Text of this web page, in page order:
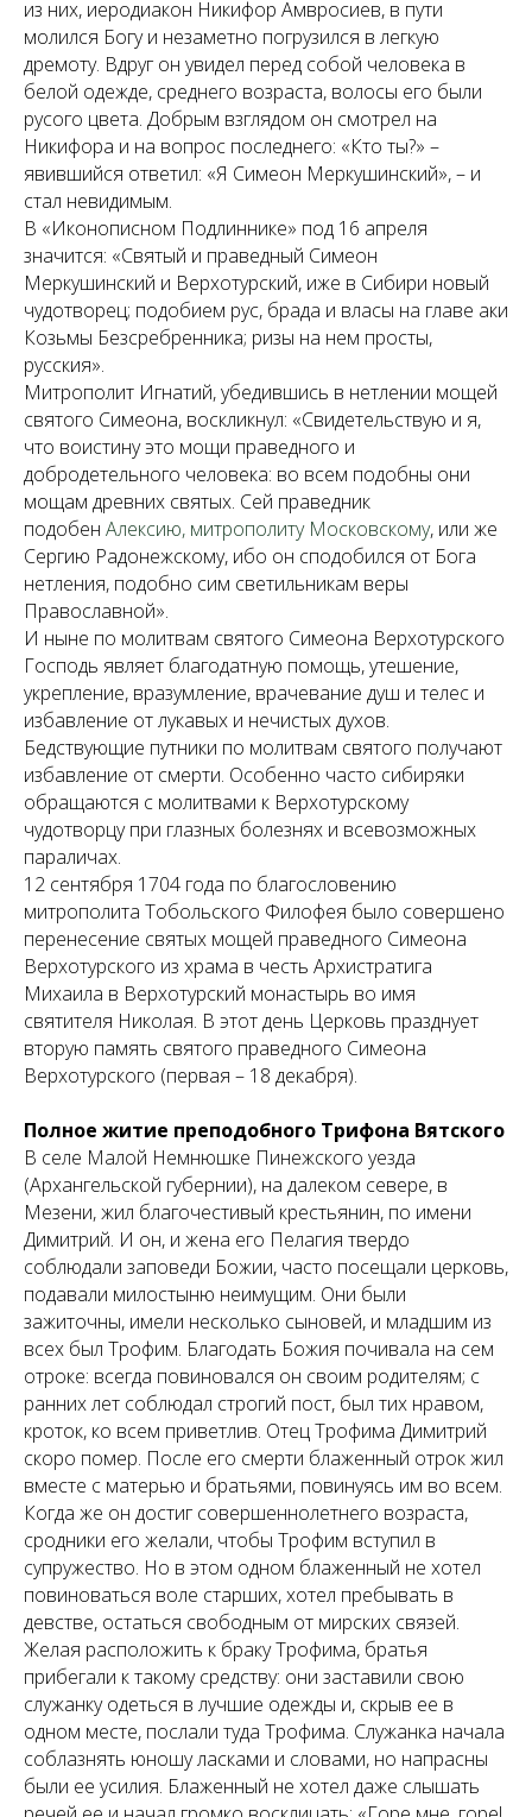
из них, иеродиакон Никифор Амвросиев, в пути
молился Богу и незаметно погрузился в легкую
дремоту. Вдруг он увидел перед собой человека в
белой одежде, среднего возраста, волосы его были
русого цвета. Добрым взглядом он смотрел на
Никифора и на вопрос последнего: «Кто ты?» –
явившийся ответил: «Я Симеон Меркушинский», – и
стал невидимым.
В «Иконописном Подлиннике» под 16 апреля
значится: «Святый и праведный Симеон
Меркушинский и Верхотурский, иже в Сибири новый
чудотворец; подобием рус, брада и власы на главе аки
Козьмы Безсребренника; ризы на нем просты,
русския».
Митрополит Игнатий, убедившись в нетлении мощей
святого Симеона, воскликнул: «Свидетельствую и я,
что воистину это мощи праведного и
добродетельного человека: во всем подобны они
мощам древних святых. Сей праведник
подобен Алексию, митрополиту Московскому, или же
Сергию Радонежскому, ибо он сподобился от Бога
нетления, подобно сим светильникам веры
Православной».
И ныне по молитвам святого Симеона Верхотурского
Господь являет благодатную помощь, утешение,
укрепление, вразумление, врачевание душ и телес и
избавление от лукавых и нечистых духов.
Бедствующие путники по молитвам святого получают
избавление от смерти. Особенно часто сибиряки
обращаются с молитвами к Верхотурскому
чудотворцу при глазных болезнях и всевозможных
параличах.
12 сентября 1704 года по благословению
митрополита Тобольского Филофея было совершено
перенесение святых мощей праведного Симеона
Верхотурского из храма в честь Архистратига
Михаила в Верхотурский монастырь во имя
святителя Николая. В этот день Церковь празднует
вторую память святого праведного Симеона
Верхотурского (первая – 18 декабря).
Полное житие преподобного Трифона Вятского
В селе Малой Немнюшке Пинежского уезда
(Архангельской губернии), на далеком севере, в
Мезени, жил благочестивый крестьянин, по имени
Димитрий. И он, и жена его Пелагия твердо
соблюдали заповеди Божии, часто посещали церковь,
подавали милостыню неимущим. Они были
зажиточны, имели несколько сыновей, и младшим из
всех был Трофим. Благодать Божия почивала на сем
отроке: всегда повиновался он своим родителям; с
ранних лет соблюдал строгий пост, был тих нравом,
кроток, ко всем приветлив. Отец Трофима Димитрий
скоро помер. После его смерти блаженный отрок жил
вместе с матерью и братьями, повинуясь им во всем.
Когда же он достиг совершеннолетнего возраста,
сродники его желали, чтобы Трофим вступил в
супружество. Но в этом одном блаженный не хотел
повиноваться воле старших, хотел пребывать в
девстве, остаться свободным от мирских связей.
Желая расположить к браку Трофима, братья
прибегали к такому средству: они заставили свою
служанку одеться в лучшие одежды и, скрыв ее в
одном месте, послали туда Трофима. Служанка начала
соблазнять юношу ласками и словами, но напрасны
были ее усилия. Блаженный не хотел даже слышать